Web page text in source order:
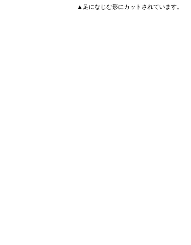
▲足になじむ形にカットされています。